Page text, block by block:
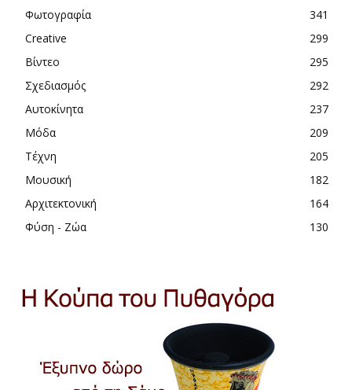
Φωτογραφία
341
Creative
299
Βίντεο
295
Σχεδιασμός
292
Αυτοκίνητα
237
Μόδα
209
Τέχνη
205
Μουσική
182
Αρχιτεκτονική
164
Φύση - Ζώα
130